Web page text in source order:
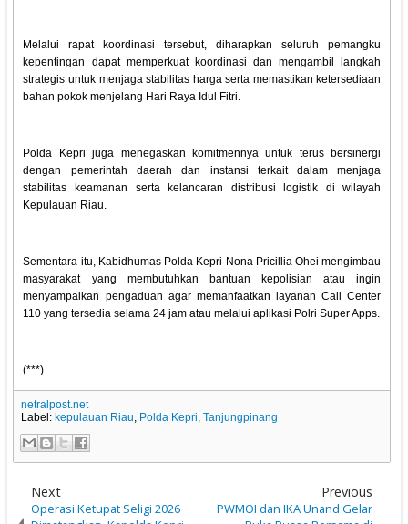
Melalui rapat koordinasi tersebut, diharapkan seluruh pemangku
kepentingan dapat memperkuat koordinasi dan mengambil langkah
strategis untuk menjaga stabilitas harga serta memastikan ketersediaan
bahan pokok menjelang Hari Raya Idul Fitri.
Polda Kepri juga menegaskan komitmennya untuk terus bersinergi
dengan pemerintah daerah dan instansi terkait dalam menjaga
stabilitas keamanan serta kelancaran distribusi logistik di wilayah
Kepulauan Riau.
Sementara itu, Kabidhumas Polda Kepri Nona Pricillia Ohei mengimbau
masyarakat yang membutuhkan bantuan kepolisian atau ingin
menyampaikan pengaduan agar memanfaatkan layanan Call Center
110 yang tersedia selama 24 jam atau melalui aplikasi Polri Super Apps.
(***)
netralpost.net
Label: kepulauan Riau, Polda Kepri,Tanjungpinang
Next
Operasi Ketupat Seligi 2026
Previous
PWMOI dan IKA Unand Gelar